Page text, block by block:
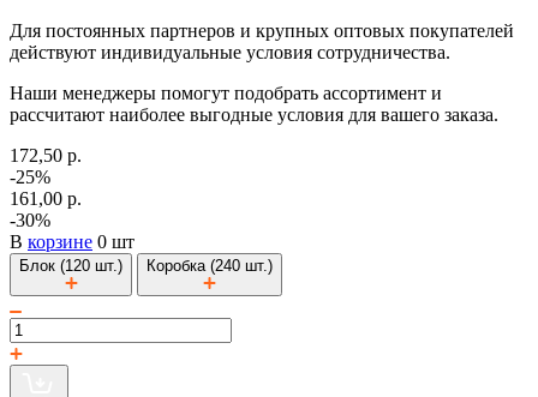
Для постоянных партнеров и крупных оптовых покупателей
действуют индивидуальные условия сотрудничества.
Наши менеджеры помогут подобрать ассортимент и
рассчитают наиболее выгодные условия для вашего заказа.
172,50 р.
-25%
161,00 р.
-30%
В корзине 0 шт
Блок (120 шт.) Коробка (240 шт.)